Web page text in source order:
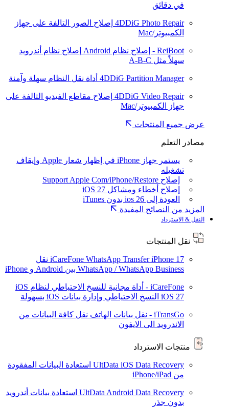
في دقائق
4DDiG Photo Repair إصلاح الصور التالفة على جهاز
الكمبيوتر/Mac
ReiBoot - إصلاح نظام Android
إصلاح نظام أندرويد
سهلاً مثل A-B-C
4DDiG Partition Manager أداة نقل النظام سهلة وآمنة
4DDiG Video Repair إصلاح مقاطع الفيديو التالفة على
جهاز الكمبيوتر/Mac
عرض جميع المنتجات
مصادر التعلم
يستمر جهاز iPhone في إظهار شعار Apple وإيقاف
تشغيله
إصلاح Support Apple Com/iPhone/Restore
إصلاح أخطاء ومشاكل iOS 27
العودة إلى ios 26 بدون iTunes
المزيد من النصائح المفيدة
النقل & الاسترداد
نقل المنتجات
iCareFone WhatsApp TransferiPhone 17
نقل
WhatsApp / WhatsApp Business بين Android و iPhone
iCareFone - أداة مجانية للنسخ الاحتياطي لنظام iOS
iOS 27 النسخ الاحتياطي وإدارة بيانات iOS بسهولة
iTransGo - نقل بيانات الهاتف
نقل كافة البيانات من
الاندرويد الى الايفون
منتجات الاسترداد
UltData iOS Data Recovery استعادة البيانات المفقودة
من iPhone/iPad
UltData Android Data Recovery استعادة بيانات أندرويد
بدون جذر